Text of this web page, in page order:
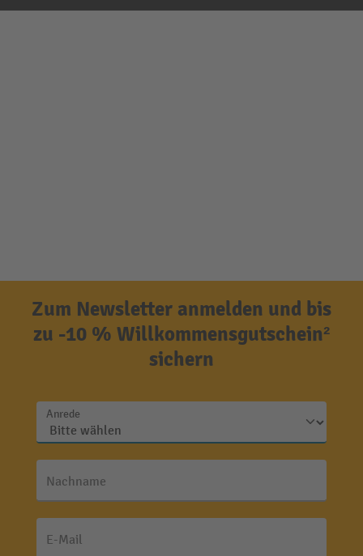
Zum Newsletter anmelden und bis
zu -10 % Willkommensgutschein²
sichern
Anrede
Nachname
E-Mail